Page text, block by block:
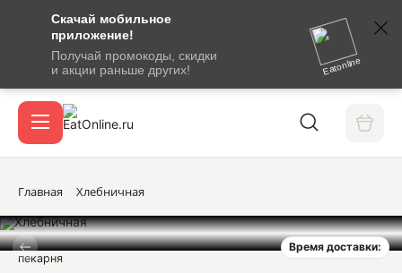
Скачай мобильное
приложение!
Получай промокоды, скидки
и акции раньше других!
Eatonline
сообщение
кодом
подтверждения
Вход / регистрация
Акции
Главная Хлебничная
Время доставки:
пекарня